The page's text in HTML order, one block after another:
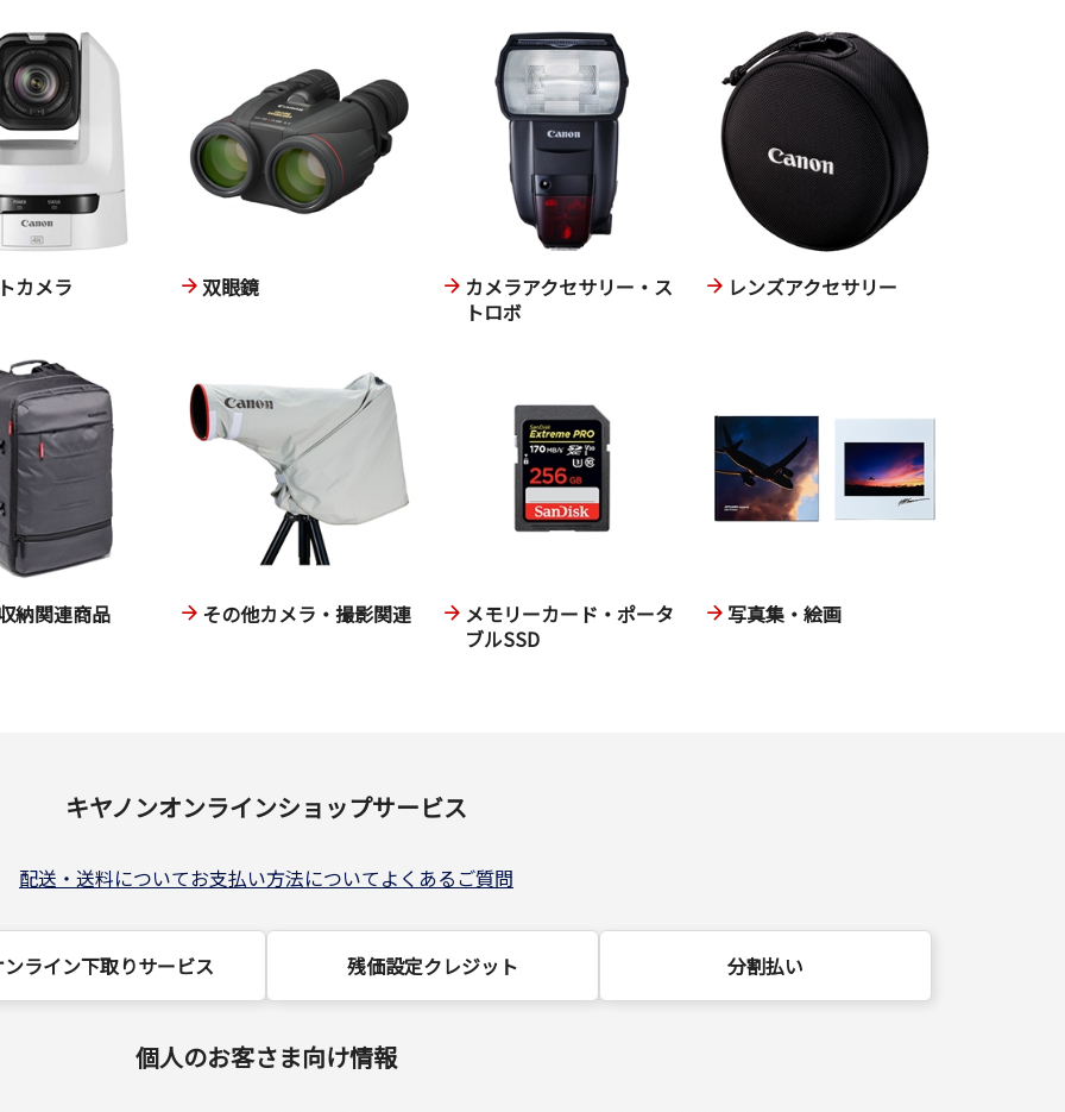
カメラ 双眼鏡
カメラアクセサリー・ス
トロボ
レンズアクセサリー
納関連商品 その他カメラ・撮影関連
メモリーカード・ポータ
ブルSSD
写真集・絵画
キヤノンオンラインショップサービス
配送・送料についてお支払い方法についてよくあるご質問
ライン下取りサービス 残価設定クレジット 分割払い
個人のお客さま向け情報